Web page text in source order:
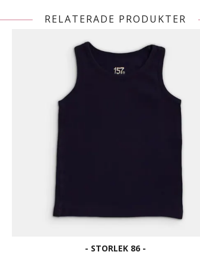
RELATERADE PRODUKTER
- STORLEK 86 -